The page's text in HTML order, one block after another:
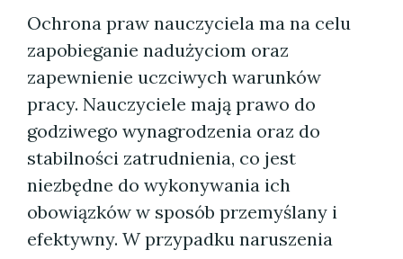
Ochrona praw nauczyciela ma na celu
zapobieganie nadużyciom oraz
zapewnienie uczciwych warunków
pracy. Nauczyciele mają prawo do
godziwego wynagrodzenia oraz do
stabilności zatrudnienia, co jest
niezbędne do wykonywania ich
obowiązków w sposób przemyślany i
efektywny. W przypadku naruszenia